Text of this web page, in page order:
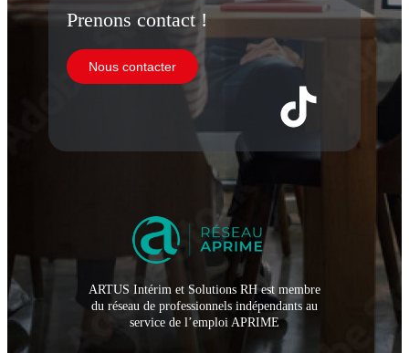
Prenons contact !
Nous contacter
ARTUS Intérim et Solutions RH est membre
du réseau de professionnels indépendants au
service de l’emploi APRIME